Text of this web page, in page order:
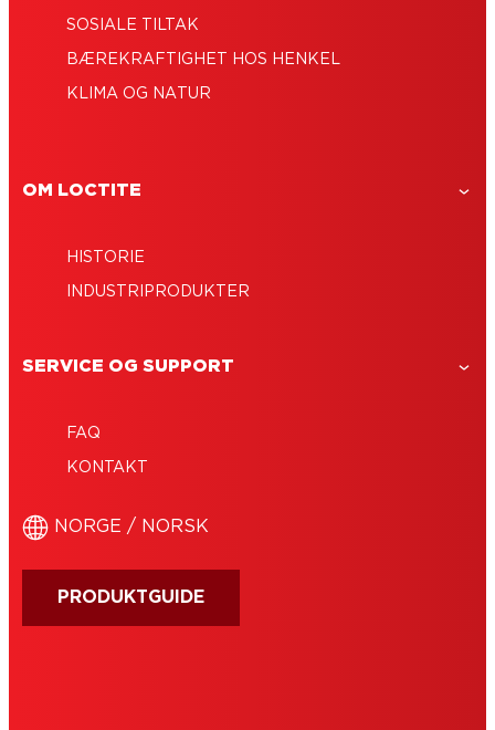
SOSIALE TILTAK
BÆREKRAFTIGHET HOS HENKEL
KLIMA OG NATUR
OM LOCTITE
HISTORIE
INDUSTRIPRODUKTER
SERVICE OG SUPPORT
FAQ
KONTAKT
NORGE / NORSK
PRODUKTGUIDE